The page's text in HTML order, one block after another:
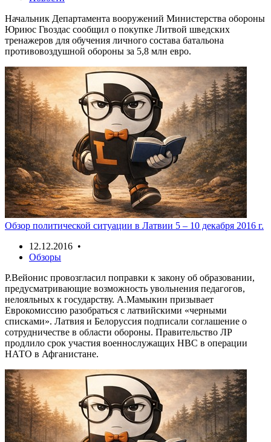
Начальник Департамента вооружений Министерства обороны
Юриюс Гвоздас сообщил о покупке Литвой шведских
тренажеров для обучения личного состава батальона
противовоздушной обороны за 5,8 млн евро.
Обзор политической ситуации в Латвии 5 – 10 декабря 2016 г.
12.12.2016 •
Обзоры
Р.Вейонис провозгласил поправки к закону об образовании,
предусматривающие возможность увольнения педагогов,
нелояльных к государству. А.Мамыкин призывает
Еврокомиссию разобраться с латвийскими «черными
списками». Латвия и Белоруссия подписали соглашение о
сотрудничестве в области обороны. Правительство ЛР
продлило срок участия военнослужащих НВС в операции
НАТО в Афганистане.